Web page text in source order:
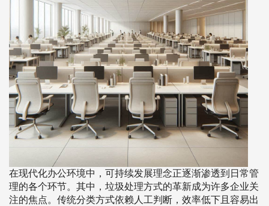
在现代化办公环境中，可持续发展理念正逐渐渗透到日常管
理的各个环节。其中，垃圾处理方式的革新成为许多企业关
注的焦点。传统分类方式依赖人工判断，效率低下且容易出